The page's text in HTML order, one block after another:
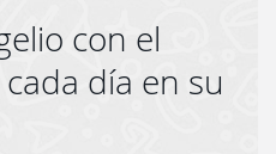
con el
día en su